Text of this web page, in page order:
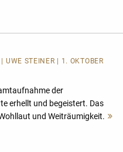
UWE STEINER | 1. OKTOBER
der
erhellt und begeistert. Das
und Weiträumigkeit.